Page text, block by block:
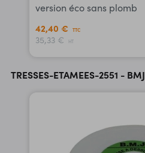
version éco sans plomb
42,40 €
TTC
35,33 € HT
TRESSES-ETAMEES-2551 - BMJ